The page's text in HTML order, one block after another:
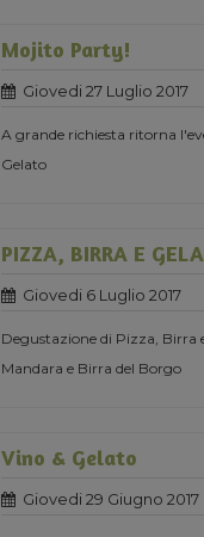
Mojito Party!
Giovedi 27 Luglio 2017
A grande richiesta ritorna
Gelato
PIZZA, BIRRA E
Giovedi 6 Luglio 2017
Degustazione di Pizza, Birra
Mandara e Birra del Borgo
Vino & Gelato
Giovedi 29 Giugno 2017